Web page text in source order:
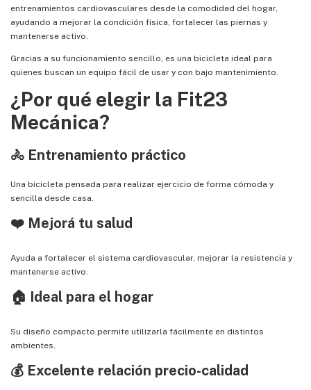
entrenamientos cardiovasculares desde la comodidad del hogar,
ayudando a mejorar la condición física, fortalecer las piernas y
mantenerse activo.
Gracias a su funcionamiento sencillo, es una bicicleta ideal para
quienes buscan un equipo fácil de usar y con bajo mantenimiento.
¿Por qué elegir la Fit23
Mecánica?
🚴 Entrenamiento práctico
Una bicicleta pensada para realizar ejercicio de forma cómoda y
sencilla desde casa.
❤️ Mejorá tu salud
Ayuda a fortalecer el sistema cardiovascular, mejorar la resistencia y
mantenerse activo.
🏠 Ideal para el hogar
Su diseño compacto permite utilizarla fácilmente en distintos
ambientes.
💰 Excelente relación precio-calidad